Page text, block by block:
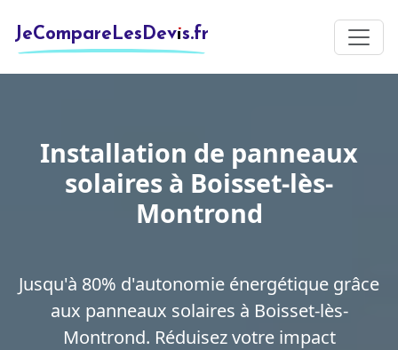
JeCompareLesDevis.fr
Installation de panneaux
solaires à Boisset-lès-
Montrond
Jusqu'à 80% d'autonomie énergétique grâce
aux panneaux solaires à Boisset-lès-
Montrond. Réduisez votre impact